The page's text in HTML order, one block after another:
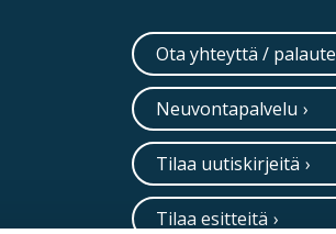
Ota yhteyttä / palaute
Neuvontapalvelu
Tilaa uutiskirjeitä
Tilaa esitteitä